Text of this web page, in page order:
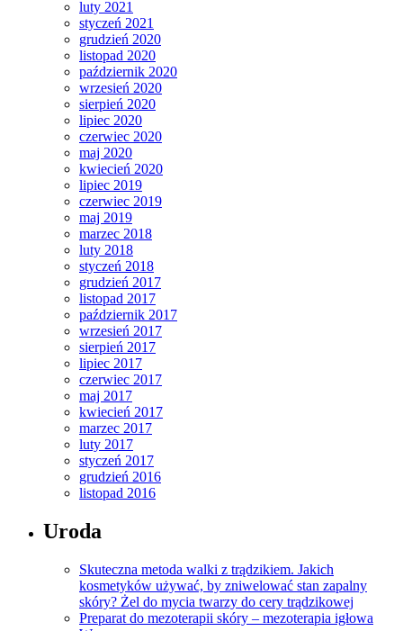
luty 2021
styczeń 2021
grudzień 2020
listopad 2020
październik 2020
wrzesień 2020
sierpień 2020
lipiec 2020
czerwiec 2020
maj 2020
kwiecień 2020
lipiec 2019
czerwiec 2019
maj 2019
marzec 2018
luty 2018
styczeń 2018
grudzień 2017
listopad 2017
październik 2017
wrzesień 2017
sierpień 2017
lipiec 2017
czerwiec 2017
maj 2017
kwiecień 2017
marzec 2017
luty 2017
styczeń 2017
grudzień 2016
listopad 2016
Uroda
Skuteczna metoda walki z trądzikiem. Jakich
kosmetyków używać, by zniwelować stan zapalny
skóry? Żel do mycia twarzy do cery trądzikowej
Preparat do mezoterapii skóry – mezoterapia igłowa